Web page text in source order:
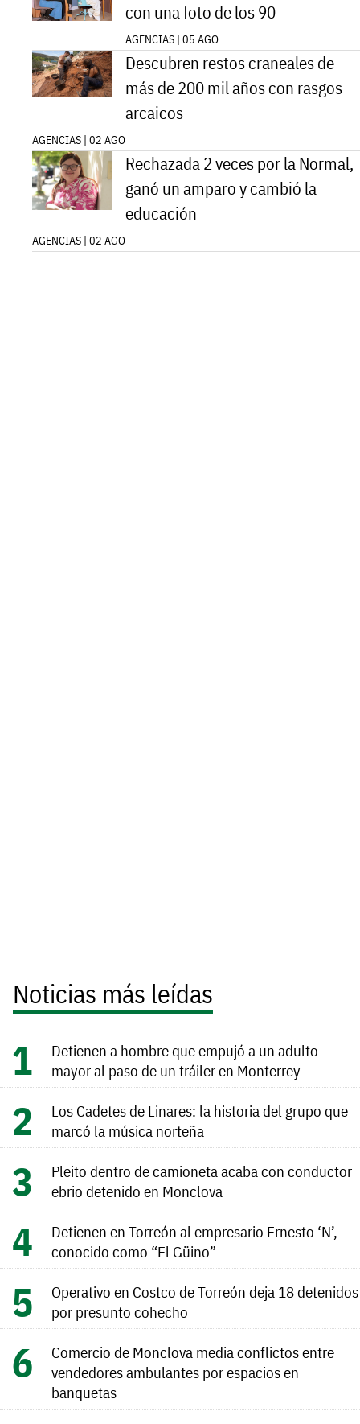
con una foto de los 90
AGENCIAS | 05 AGO
Descubren restos craneales de
más de 200 mil años con rasgos
arcaicos
AGENCIAS | 02 AGO
Rechazada 2 veces por la Normal,
ganó un amparo y cambió la
educación
AGENCIAS | 02 AGO
Noticias más leídas
Detienen a hombre que empujó a un adulto
mayor al paso de un tráiler en Monterrey
Los Cadetes de Linares: la historia del grupo que
marcó la música norteña
Pleito dentro de camioneta acaba con conductor
ebrio detenido en Monclova
Detienen en Torreón al empresario Ernesto ‘N’,
conocido como “El Güino”
Operativo en Costco de Torreón deja 18 detenidos
por presunto cohecho
Comercio de Monclova media conflictos entre
vendedores ambulantes por espacios en
banquetas